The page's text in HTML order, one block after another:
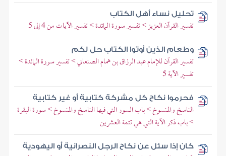
تحليل نساء أهل الكتاب
تفسير القرآن العزيز > تفسير سورة المائدة > تفسير الآيات من 4 إلى 5
وطعام الذين أوتوا الكتاب حل لكم
تفسير القرآن للإمام عبد الرزاق بن همام الصنعاني > تفسير سورة المائدة >
تفسير الآية 5
فحرموا نكاح كل مشركة كتابية أو غير كتابية
الناسخ والمنسوخ > باب السور التي فيها الناسخ والمنسوخ > سورة البقرة
> باب ذكر الآية التي هي تتمة العشرين
كان إذا سئل عن نكاح الرجل النصرانية أو اليهودية